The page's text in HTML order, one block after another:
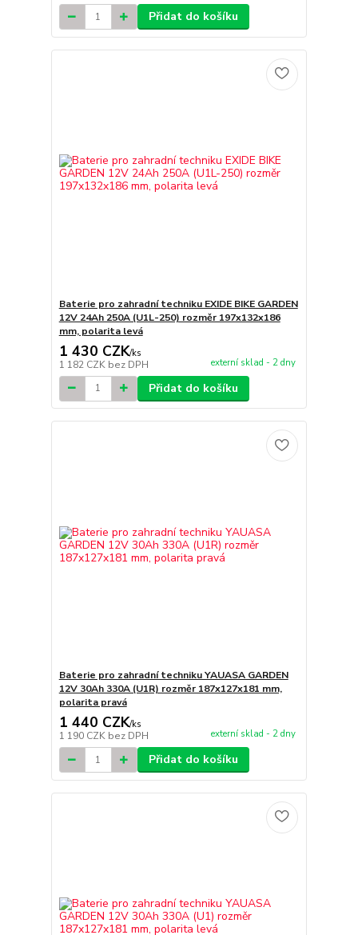
Přidat do košíku
Baterie pro zahradní techniku EXIDE BIKE GARDEN
12V 24Ah 250A (U1L-250) rozměr 197x132x186
mm, polarita levá
1 430 CZK/ks
1 182 CZK bez DPH externí sklad - 2 dny
Přidat do košíku
Baterie pro zahradní techniku YAUASA GARDEN
12V 30Ah 330A (U1R) rozměr 187x127x181 mm,
polarita pravá
1 440 CZK/ks
1 190 CZK bez DPH externí sklad - 2 dny
Přidat do košíku